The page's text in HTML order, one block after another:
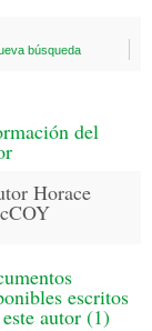
búsqueda
del
Horace
escritos
autor (1)